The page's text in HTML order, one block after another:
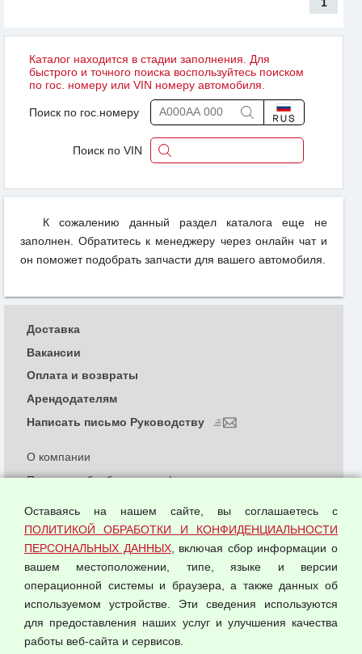
Каталог находится в стадии заполнения. Для
быстрого и точного поиска воспользуйтесь поиском
по гос. номеру или VIN номеру автомобиля.
Поиск по гос.номеру
Поиск по VIN
К сожалению данный раздел каталога еще не
заполнен. Обратитесь к менеджеру через онлайн чат и
он поможет подобрать запчасти для вашего автомобиля.
© 2026 ООО "Феникс"
О компании
Политика обработки и конфиденциальности
Согласием на обработку персональных данных
Оферта оптовой купли-продажи
Публичная оферта
Доставка
Вакансии
Оплата и возвраты
Арендодателям
Написать письмо Руководству
Оставаясь на нашем сайте, вы соглашаетесь с
ПОЛИТИКОЙ ОБРАБОТКИ И КОНФИДЕНЦИАЛЬНОСТИ
ПЕРСОНАЛЬНЫХ ДАННЫХ, включая сбор информации о
вашем местоположении, типе, языке и версии
операционной системы и браузера, а также данных об
используемом устройстве. Эти сведения используются
для предоставления наших услуг и улучшения качества
работы веб-сайта и сервисов.